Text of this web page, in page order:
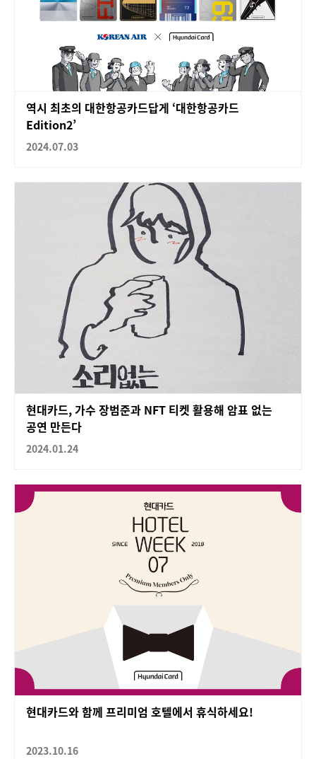
역시 최초의 대한항공카드답게 ‘대한항공카드
Edition2’
2024.07.03
현대카드, 가수 장범준과 NFT 티켓 활용해 암표 없는
공연 만든다
2024.01.24
현대카드와 함께 프리미엄 호텔에서 휴식하세요!
2023.10.16